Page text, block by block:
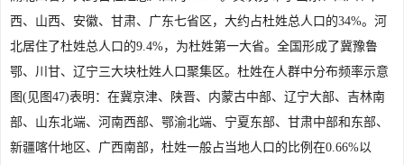
西、山西、安徽、甘肃、广东七省区，大约占杜姓总人口的34%。河
北居住了杜姓总人口的9.4%，为杜姓第一大省。全国形成了冀豫鲁
鄂、川甘、辽宁三大块杜姓人口聚集区。杜姓在人群中分布频率示意
图(见图47)表明：在冀京津、陕晋、内蒙古中部、辽宁大部、吉林南
部、山东北端、河南西部、鄂渝北端、宁夏东部、甘肃中部和东部、
新疆喀什地区、广西南部，杜姓一般占当地人口的比例在0.66%以